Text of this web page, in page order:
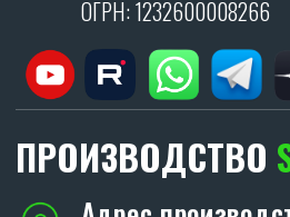
Политика конфиденциальности.
Я даю согласие на обработку персональных
конфиденциальности.
ОТПРАВИТЬ